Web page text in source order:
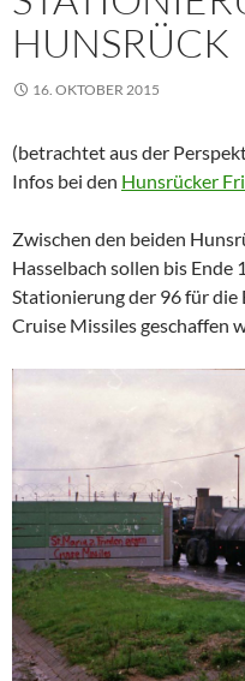
HUNSRÜCK
16. OKTOBER 2015
(betrachtet aus der
Infos bei den Hunsrücker
Zwischen den beiden
Hasselbach sollen bis Ende
Stationierung der 96 für die
Cruise Missiles geschaffen